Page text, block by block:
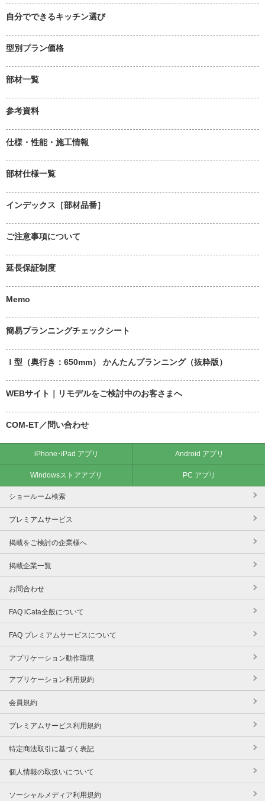
自分でできるキッチン選び
型別プラン価格
部材一覧
参考資料
仕様・性能・施工情報
部材仕様一覧
インデックス［部材品番］
ご注意事項について
延長保証制度
Memo
簡易プランニングチェックシート
Ｉ型（奥行き：650mm） かんたんプランニング（抜粋版）
WEBサイト｜リモデルをご検討中のお客さまへ
COM-ET／問い合わせ
iPhone･iPad アプリ Android アプリ
Windowsストアアプリ PC アプリ
ショールーム検索
プレミアムサービス
掲載をご検討の企業様へ
掲載企業一覧
お問合わせ
FAQ iCata全般について
FAQ プレミアムサービスについて
アプリケーション動作環境
アプリケーション利用規約
会員規約
プレミアムサービス利用規約
特定商法取引に基づく表記
個人情報の取扱いについて
ソーシャルメディア利用規約